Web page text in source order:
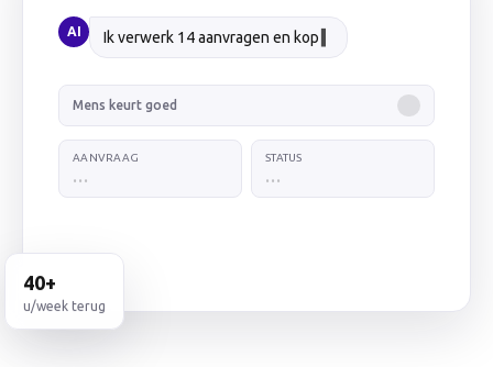
AI
Ik verwerk 14 aanvragen en koppel ze aan
Dynamics 365…
Mens keurt goed •
AANVRAAG
…
STATUS
…
40+
u/week terug